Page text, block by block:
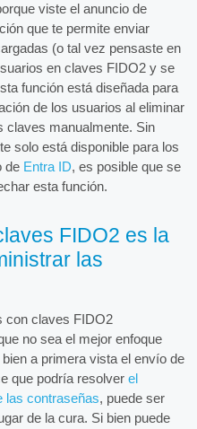
viste el anuncio de
que te permite enviar
(o tal vez pensaste en
en claves FIDO2 y se
función está diseñada para
de los usuarios al eliminar
claves manualmente. Sin
solo está disponible para los
de Entra ID, es posible que se
esta función.
FIDO2 es la
las
con claves FIDO2
no sea el mejor enfoque
a primera vista el envío de
que podría resolverel
las contraseñas, puede ser
de la cura. Si bien puede